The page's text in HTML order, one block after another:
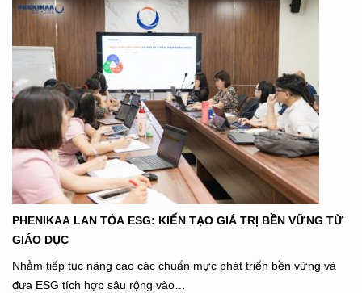
PHENIKAA LAN TỎA ESG: KIẾN TẠO GIÁ TRỊ BỀN VỮNG TỪ
GIÁO DỤC
Nhằm tiếp tục nâng cao các chuẩn mực phát triển bền vững và
đưa ESG tích hợp sâu rộng vào…